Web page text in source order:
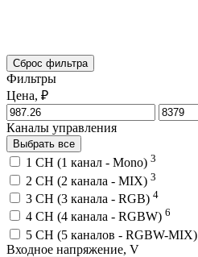
Сброс фильтра
Фильтры
Цена, ₽
Каналы управления
Выбрать все
1 CH (1 канал - Mono) 3
2 CH (2 канала - MIX) 3
3 CH (3 канала - RGB) 4
4 CH (4 канала - RGBW) 6
5 CH (5 каналов - RGBW-MIX)
Входное напряжение, V